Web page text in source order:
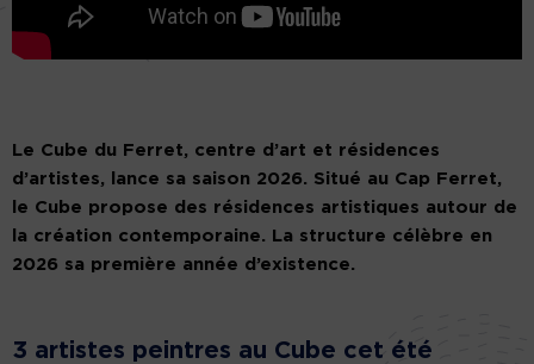
Le Cube du Ferret, centre d’art et résidences
d’artistes, lance sa saison 2026. Situé au Cap Ferret,
le Cube propose des résidences artistiques autour de
la création contemporaine. La structure célèbre en
2026 sa première année d’existence.
3 artistes peintres au Cube cet été